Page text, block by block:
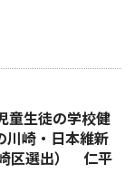
生徒の学校健
崎・日本維新
区選出） 仁平